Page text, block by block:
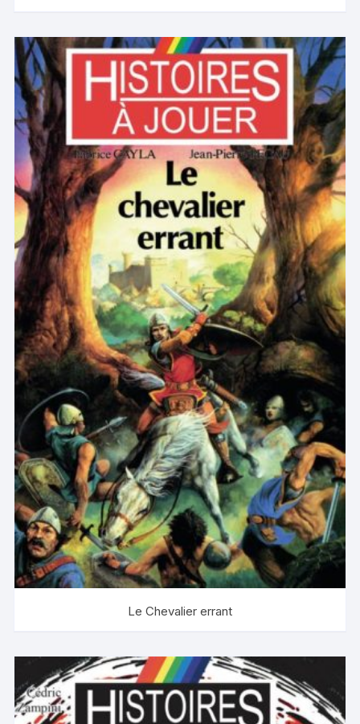
Le Chevalier errant